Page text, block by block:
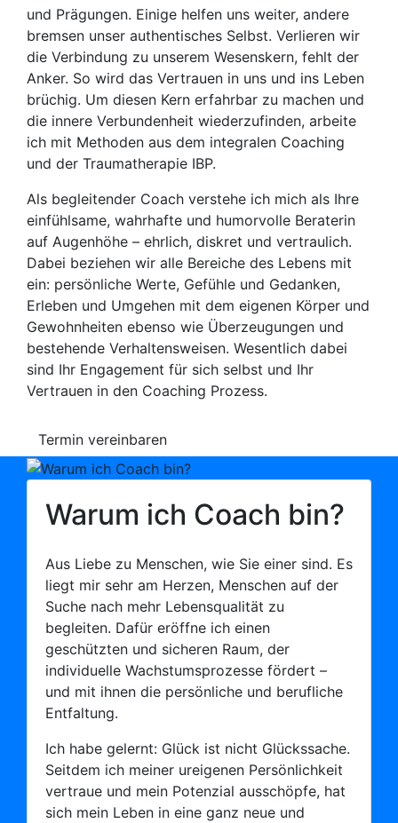
und Prägungen. Einige helfen uns weiter, andere
bremsen unser authentisches Selbst. Verlieren wir
die Verbindung zu unserem Wesenskern, fehlt der
Anker. So wird das Vertrauen in uns und ins Leben
brüchig. Um diesen Kern erfahrbar zu machen und
die innere Verbundenheit wiederzufinden, arbeite
ich mit Methoden aus dem integralen Coaching
und der Traumatherapie IBP.
Als begleitender Coach verstehe ich mich als Ihre
einfühlsame, wahrhafte und humorvolle Beraterin
auf Augenhöhe – ehrlich, diskret und vertraulich.
Dabei beziehen wir alle Bereiche des Lebens mit
ein: persönliche Werte, Gefühle und Gedanken,
Erleben und Umgehen mit dem eigenen Körper und
Gewohnheiten ebenso wie Überzeugungen und
bestehende Verhaltensweisen. Wesentlich dabei
sind Ihr Engagement für sich selbst und Ihr
Vertrauen in den Coaching Prozess.
Termin vereinbaren
Warum ich Coach bin?
Aus Liebe zu Menschen, wie Sie einer sind. Es
liegt mir sehr am Herzen, Menschen auf der
Suche nach mehr Lebensqualität zu
begleiten. Dafür eröffne ich einen
geschützten und sicheren Raum, der
individuelle Wachstumsprozesse fördert –
und mit ihnen die persönliche und berufliche
Entfaltung.
Ich habe gelernt: Glück ist nicht Glückssache.
Seitdem ich meiner ureigenen Persönlichkeit
vertraue und mein Potenzial ausschöpfe, hat
sich mein Leben in eine ganz neue und